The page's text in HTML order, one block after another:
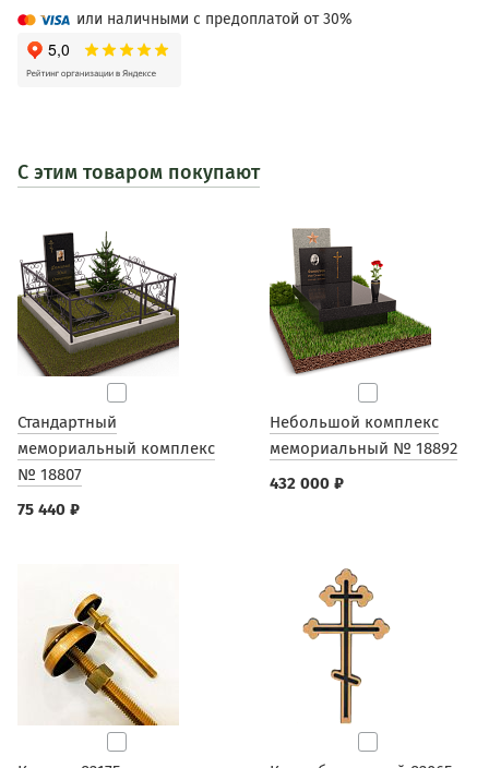
или наличными с предоплатой от 30%
С этим товаром покупают
Стандартный
мемориальный комплекс
№ 18807
75 440 ₽
Небольшой комплекс
мемориальный № 18892
432 000 ₽